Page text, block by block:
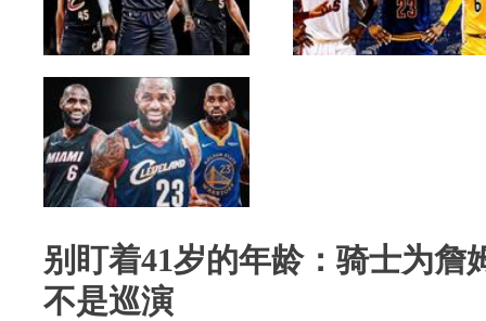
别盯着41岁的年龄：骑士为詹
不是巡演